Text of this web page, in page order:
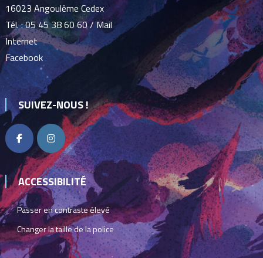
16023 Angoulême Cedex
Tél. :05 45 38 60 60/Mail
Internet
Facebook
SUIVEZ-NOUS !
ACCESSIBILITÉ
Passer en contraste élevé
Changer la taille de la police